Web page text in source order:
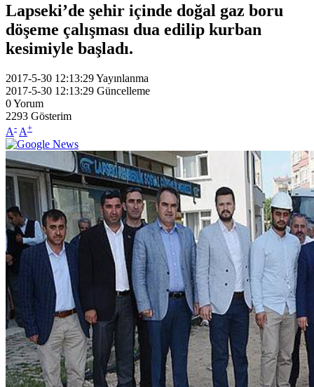
Lapseki’de şehir içinde doğal gaz boru
döşeme çalışması dua edilip kurban
kesimiyle başladı.
2017-5-30 12:13:29Yayınlanma
2017-5-30 12:13:29 Güncelleme
0Yorum
2293 Gösterim
A- A+